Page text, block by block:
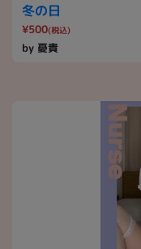
冬の日
¥500(税込)
by 憂貴